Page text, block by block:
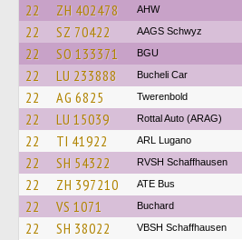
22 ZH 402478 AHW
22 SZ 70422 AAGS Schwyz
22 SO 133371 BGU
22 LU 233888 Bucheli Car
22 AG 6825 Twerenbold
22 LU 15039 Rottal Auto (ARAG)
22 TI 41922 ARL Lugano
22 SH 54322 RVSH Schaffhausen
22 ZH 397210 ATE Bus
22 VS 1071 Buchard
22 SH 38022 VBSH Schaffhausen